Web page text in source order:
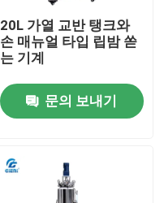
20L 가열 교반 탱크와
손 매뉴얼 타입 립밤 쏟
는 기계
문의 보내기